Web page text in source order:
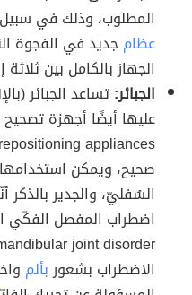
المطلوب، وذلك في سبيل
عظامجديد في الفجوة
الجهاز بالكامل بين
الجبائر:
صحيح، ويمكن
السُفليّ، والجدير
اضطراب المفصل الفكّي
الاضطراب بشعوربألم